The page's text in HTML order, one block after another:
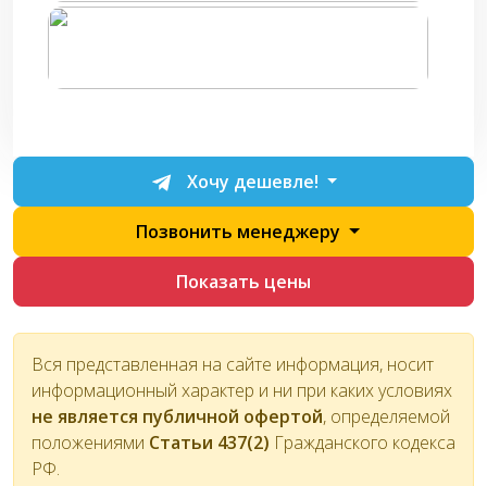
Хочу дешевле!
Позвонить менеджеру
Показать цены
Вся представленная на сайте информация, носит
информационный характер и ни при каких условиях
не является публичной офертой, определяемой
положениями Статьи 437(2) Гражданского кодекса
РФ.